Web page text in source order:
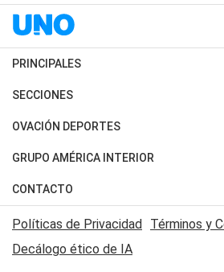
PRINCIPALES
Últimas Noticias
Política
Judiciales
Economia
SECCIONES
Horóscopo
Motores
Trucos caseros
Series y Películas
Edictos y Solicitadas
OVACIÓN DEPORTES
Fútbol
Mundial
Automovilismo
Rugby
GRUPO AMÉRICA INTERIOR
Canal 7 en Vivo
CONTACTO
Acerca de Nosotros
Contactanos
Políticas de Privacidad Términos y
Decálogo ético de IA